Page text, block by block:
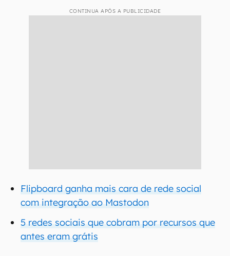
CONTINUA APÓS A PUBLICIDADE
Flipboard ganha mais cara de rede social
com integração ao Mastodon
5 redes sociais que cobram por recursos que
antes eram grátis